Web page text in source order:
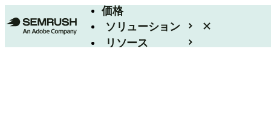
価格
ソリューション
リソース